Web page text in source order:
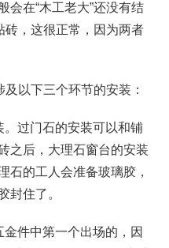
会在“木工老大”还没有结
砖，这很正常，因为两者
及以下三个环节的安装：
过门石的安装可以和铺
之后，大理石窗台的安装
石的工人会准备玻璃胶，
封住了。
件中第一个出场的，因